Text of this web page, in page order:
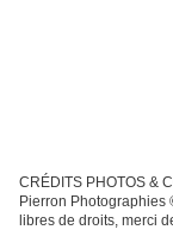
CRÉDITS PHOTOS &
Pierron Photographies
libres de droits, merci